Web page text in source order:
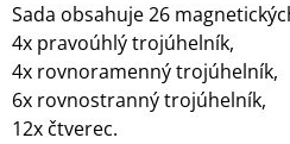
Sada obsahuje 26
4x pravoúhlý trojúhelník,
4x rovnoramenný trojúhelník,
6x rovnostranný trojúhelník,
12x čtverec.